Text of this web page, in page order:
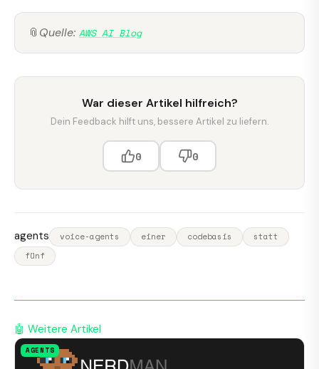
📎 Quelle: AWS AI Blog
War dieser Artikel hilfreich?
Dein Feedback hilft uns, bessere Artikel zu liefern.
0 0
agents voice-agents einer codebasis
statt
fünf
🤖 Weitere Artikel
AGENTS